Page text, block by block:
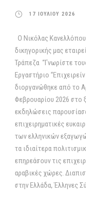
17 ΙΟΥΛΙΟΥ 2026
Ο Νικόλας
δικηγορικής μας
Τράπεζα “Γνωρίστε
Εργαστήριο
διοργανώθηκε από το
Φεβρουαρίου 2026 στο
εκδηλώσεις
επιχειρηματικές
των ελληνικών
τα ιδιαίτερα
επηρεάσουν τις
αραβικές χώρες.
στην Ελλάδα, Έλληνες